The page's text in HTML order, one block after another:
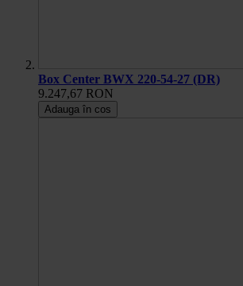
Box Center BWX 220-54-27 (DR)
9.247,67 RON
Adauga în cos